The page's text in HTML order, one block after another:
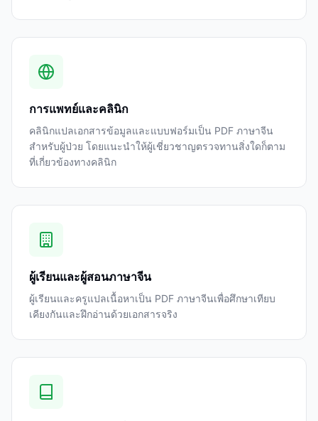
การแพทย์และคลินิก
คลินิกแปลเอกสารข้อมูลและแบบฟอร์มเป็น PDF ภาษาจีน
สำหรับผู้ป่วย โดยแนะนำให้ผู้เชี่ยวชาญตรวจทานสิ่งใดก็ตาม
ที่เกี่ยวข้องทางคลินิก
ผู้เรียนและผู้สอนภาษาจีน
ผู้เรียนและครูแปลเนื้อหาเป็น PDF ภาษาจีนเพื่อศึกษาเทียบ
เคียงกันและฝึกอ่านด้วยเอกสารจริง